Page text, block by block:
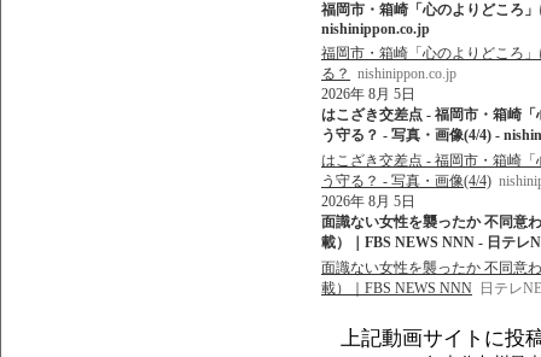
福岡市・箱崎「心のよりどころ
nishinippon.co.jp
福岡市・箱崎「心のよりどころ
る？
nishinippon.co.jp
2026年 8月 5日
はこざき交差点 - 福岡市・箱崎
う守る？ - 写真・画像(4/4) -
はこざき交差点 - 福岡市・箱崎
う守る？ - 写真・画像(4/4)
2026年 8月 5日
面識ない女性を襲ったか 不同意
載）｜FBS NEWS NNN - 日テレ
面識ない女性を襲ったか 不同意
載）｜FBS NEWS NNN 日テレ
上記動画サイトに投